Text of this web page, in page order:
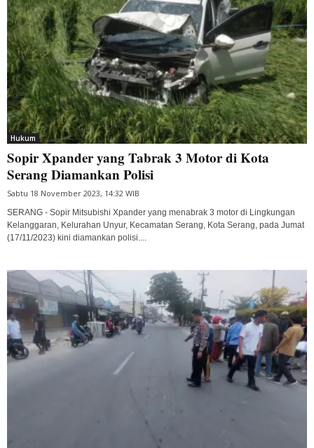
Hukum
Sopir Xpander yang Tabrak 3 Motor di Kota
Serang Diamankan Polisi
Sabtu 18 November 2023, 14:32 WIB
SERANG - Sopir Mitsubishi Xpander yang menabrak 3 motor di Lingkungan
Kelanggaran, Kelurahan Unyur, Kecamatan Serang, Kota Serang, pada Jumat
(17/11/2023) kini diamankan polisi....